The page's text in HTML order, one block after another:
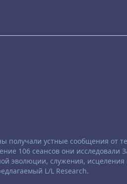
получали устные сообщения от
106 сеансов они исследовали
эволюции, служения, исцеления
L/L Research.